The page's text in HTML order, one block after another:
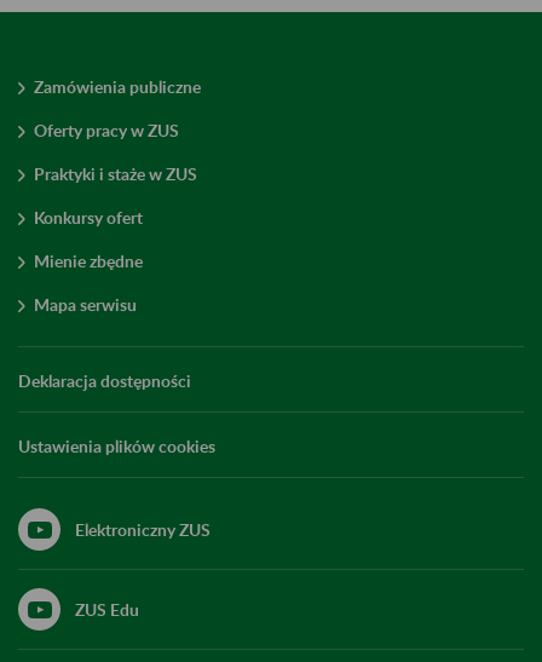
Zamówienia publiczne
Oferty pracy w ZUS
Praktyki i staże w ZUS
Konkursy ofert
Mienie zbędne
Mapa serwisu
Deklaracja dostępności
Ustawienia plików cookies
Elektroniczny ZUS
ZUS Edu